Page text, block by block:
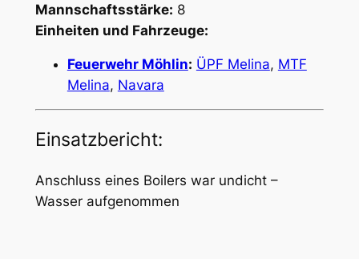
Mannschaftsstärke: 8
Einheiten und Fahrzeuge:
Feuerwehr Möhlin: ÜPF Melina, MTF
Melina, Navara
Einsatzbericht:
Anschluss eines Boilers war undicht –
Wasser aufgenommen